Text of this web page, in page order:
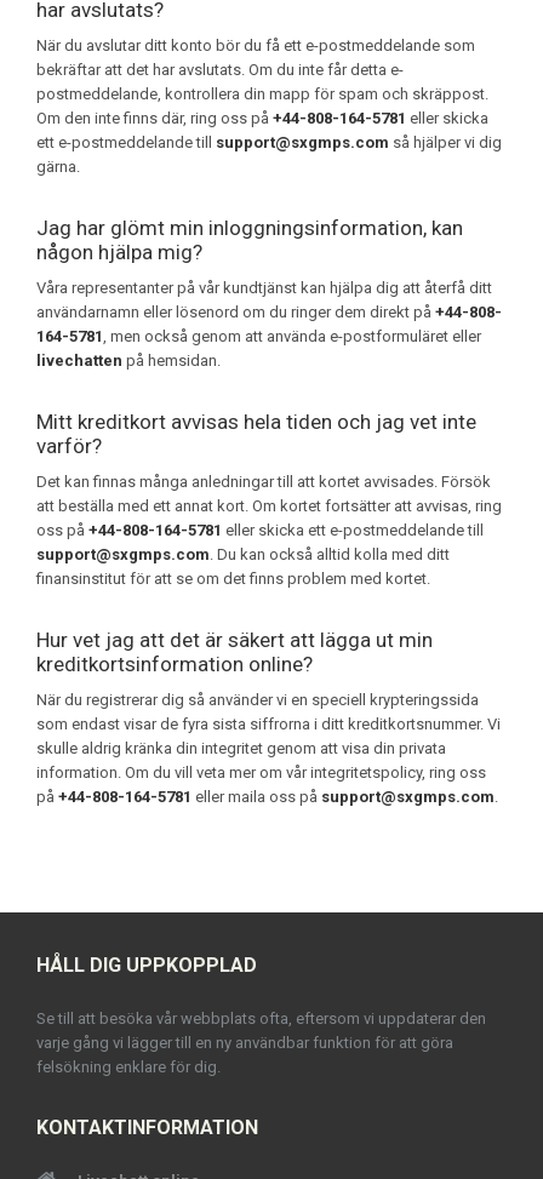
har avslutats?
När du avslutar ditt konto bör du få ett e-postmeddelande som
bekräftar att det har avslutats. Om du inte får detta e-
postmeddelande, kontrollera din mapp för spam och skräppost.
Om den inte finns där, ring oss på +44-808-164-5781 eller skicka
ett e-postmeddelande till support@sxgmps.com så hjälper vi dig
gärna.
Jag har glömt min inloggningsinformation, kan
någon hjälpa mig?
Våra representanter på vår kundtjänst kan hjälpa dig att återfå ditt
användarnamn eller lösenord om du ringer dem direkt på +44-808-
164-5781 , men också genom att använda e-postformuläret eller
livechatten på hemsidan.
Mitt kreditkort avvisas hela tiden och jag vet inte
varför?
Det kan finnas många anledningar till att kortet avvisades. Försök
att beställa med ett annat kort. Om kortet fortsätter att avvisas, ring
oss på +44-808-164-5781 eller skicka ett e-postmeddelande till
support@sxgmps.com . Du kan också alltid kolla med ditt
finansinstitut för att se om det finns problem med kortet.
Hur vet jag att det är säkert att lägga ut min
kreditkortsinformation online?
När du registrerar dig så använder vi en speciell krypteringssida
som endast visar de fyra sista siffrorna i ditt kreditkortsnummer. Vi
skulle aldrig kränka din integritet genom att visa din privata
information. Om du vill veta mer om vår integritetspolicy, ring oss
på +44-808-164-5781 eller maila oss på support@sxgmps.com
HÅLL DIG UPPKOPPLAD
Se till att besöka vår webbplats ofta, eftersom vi uppdaterar den
varje gång vi lägger till en ny användbar funktion för att göra
felsökning enklare för dig.
KONTAKTINFORMATION